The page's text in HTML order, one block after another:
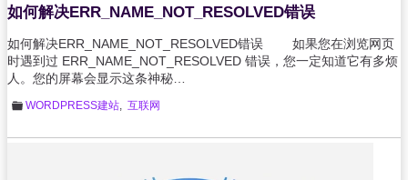
如何解决ERR_NAME_NOT_RESOLVED错误
如何解决ERR_NAME_NOT_RESOLVED错误 如果您在浏览网页
时遇到过 ERR_NAME_NOT_RESOLVED 错误，您一定知道它有多烦
人。您的屏幕会显示这条神秘…
WORDPRESS建站, 互联网